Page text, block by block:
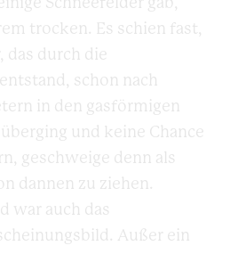
trocken. Es schien fast,
das durch die
schon nach
in den gasförmigen
und keine Chance
geschweige denn als
dannen zu ziehen.
war auch das
Außer ein